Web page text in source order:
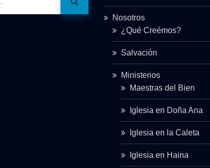
Nosotros
¿Qué Creémos?
Salvación
Ministerios
Maestras del Bien
Iglesia en Doña Ana
Iglesia en la Caleta
Iglesia en Haina